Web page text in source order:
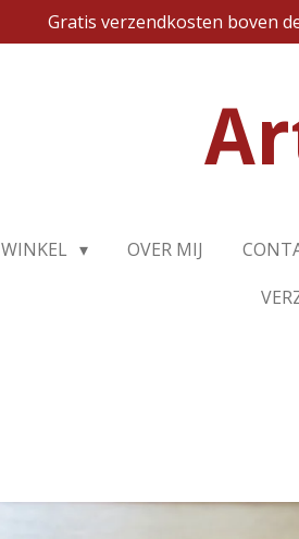
Gratis verzendkosten boven
WINKEL OVER MIJ